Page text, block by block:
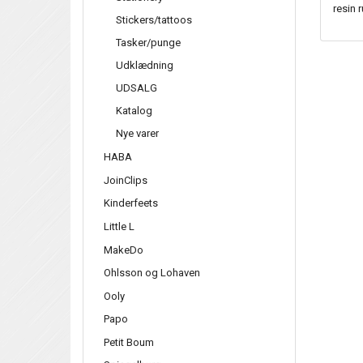
Stickers/tattoos
Tasker/punge
Udklædning
UDSALG
Katalog
Nye varer
HABA
JoinClips
Kinderfeets
Little L
MakeDo
Ohlsson og Lohaven
Ooly
Papo
Petit Boum
resin